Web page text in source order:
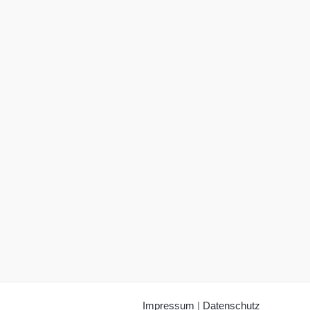
Impressum | Datenschutz